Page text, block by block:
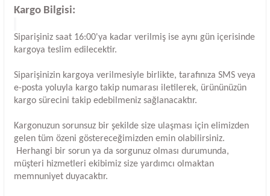
Kargo Bilgisi:
Siparişiniz saat 16:00'ya kadar verilmiş ise aynı gün içerisinde
kargoya teslim edilecektir.
Siparişinizin kargoya verilmesiyle birlikte, tarafınıza SMS veya
e-posta yoluyla kargo takip numarası iletilerek, ürününüzün
kargo sürecini takip edebilmeniz sağlanacaktır.
Kargonuzun sorunsuz bir şekilde size ulaşması için elimizden
gelen tüm özeni göstereceğimizden emin olabilirsiniz.
Herhangi bir sorun ya da sorgunuz olması durumunda,
müşteri hizmetleri ekibimiz size yardımcı olmaktan
memnuniyet duyacaktır.